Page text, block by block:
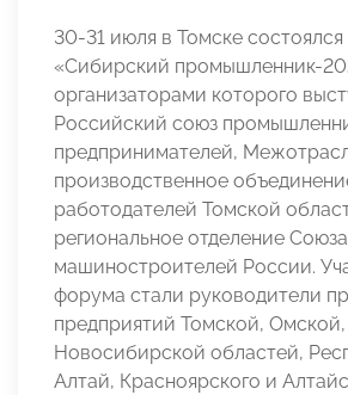
30-31 июля в Томске
«Сибирский промышленник-
организаторами которого
Российский союз
предпринимателей,
производственное
работодателей Томской
региональное отделение Союза
машиностроителей России.
форума стали руководители
предприятий Томской, Омской,
Новосибирской областей,
Алтай, Красноярского и